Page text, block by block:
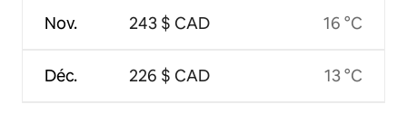
Nov.
Déc.
243 $ CAD
226 $ CAD
16 °C
13 °C